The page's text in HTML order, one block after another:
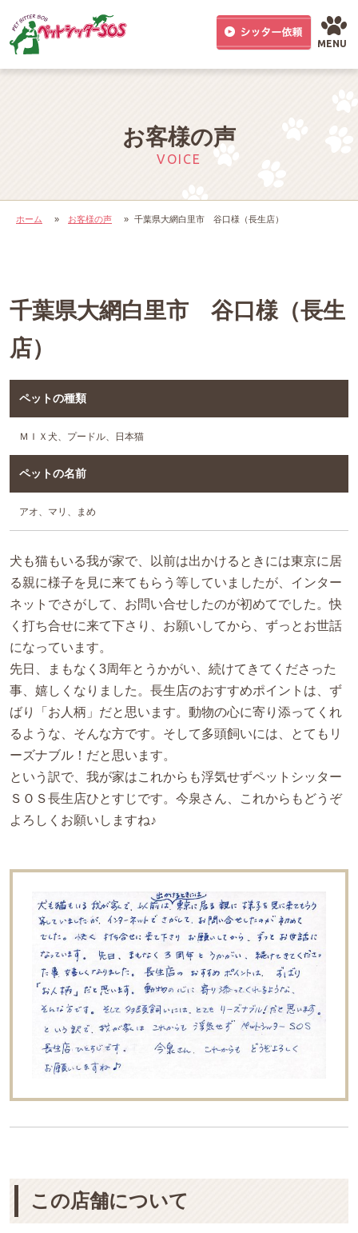
MENU
お客様の声
VOICE
ホーム » お客様の声 » 千葉県大網白里市 谷口様（長生店）
千葉県大網白里市 谷口様（長生
店）
ペットの種類
ＭＩＸ犬、プードル、日本猫
ペットの名前
アオ、マリ、まめ
犬も猫もいる我が家で、以前は出かけるときには東京に居
る親に様子を見に来てもらう等していましたが、インター
ネットでさがして、お問い合せしたのが初めてでした。快
く打ち合せに来て下さり、お願いしてから、ずっとお世話
になっています。
先日、まもなく3周年とうかがい、続けてきてくださった
事、嬉しくなりました。長生店のおすすめポイントは、ず
ばり「お人柄」だと思います。動物の心に寄り添ってくれ
るような、そんな方です。そして多頭飼いには、とてもリ
ーズナブル！だと思います。
という訳で、我が家はこれからも浮気せずペットシッター
ＳＯＳ長生店ひとすじです。今泉さん、これからもどうぞ
よろしくお願いしますね♪
この店舗について